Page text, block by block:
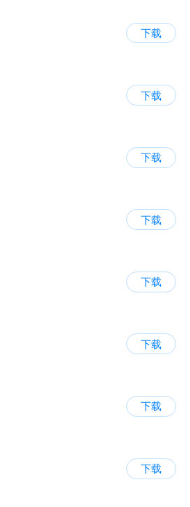
下载
下载
下载
下载
下载
下载
下载
下载